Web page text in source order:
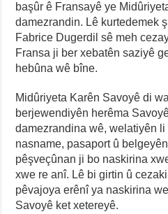
başûr ê Fransayê ye
damezrandin. Lê kurtedemek
Fabrice Dugerdil sê meh
Fransa ji ber xebatên saziyê
hebûna wê bîne.
Midûriyeta Karên Savoyê di
berjewendiyên herêma
damezrandina wê, welatiyên
nasname, pasaport û
pêşveçûnan ji bo naskirina
xwe re anî. Lê bi girtin û
pêvajoya erênî ya naskirina
Savoyê ket xetereyê.